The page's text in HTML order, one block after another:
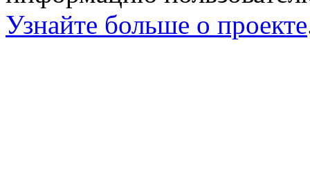
Узнайте больше о проекте